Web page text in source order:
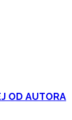
OD AUTORA